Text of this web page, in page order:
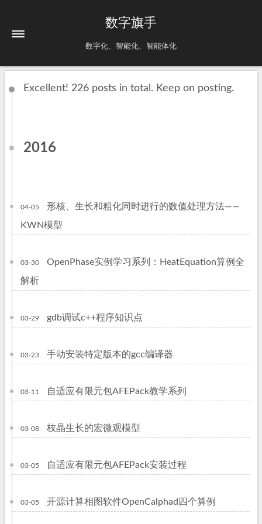
数字旗手
数字化、智能化、智能体化
Excellent! 226 posts in total. Keep on posting.
2016
04-05
形核、生长和粗化同时进行的数值处理方法——
KWN模型
03-30
OpenPhase实例学习系列：HeatEquation算例全
解析
03-29 gdb调试c++程序知识点
03-23 手动安装特定版本的gcc编译器
03-11 自适应有限元包AFEPack教学系列
03-08 枝晶生长的宏微观模型
03-05 自适应有限元包AFEPack安装过程
03-05 开源计算相图软件OpenCalphad四个算例